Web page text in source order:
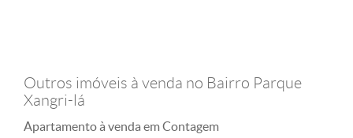
Outros imóveis à venda no Bairro Parque
Xangri-lá
Apartamento à venda em Contagem